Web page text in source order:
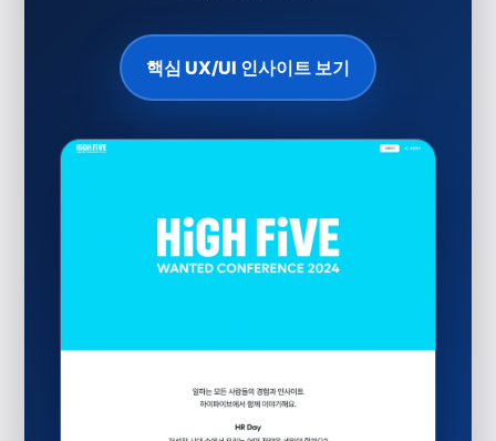
핵심 UX/UI 인사이트 보기